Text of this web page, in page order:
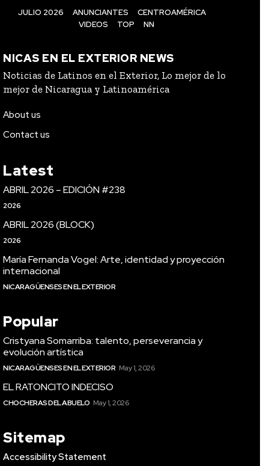
JULIO 2026 ANUNCIANTES
CENTROAMÉRICA
VIDEOS
TOP NN
NICAS EN EL EXTERIOR NEWS
Noticias de Latinos en el Exterior, Lo mejor de lo
mejor de Nicaragua y Latinoamérica
About us
Contact us
Latest
ABRIL 2026 – EDICIÓN #238
2026
ABRIL 2026 (BLOCK)
2026
María Fernanda Vogel: Arte, identidad y proyección
internacional
NICARAGÜENSES EN EL EXTERIOR
Popular
Cristyana Somarriba: talento, perseverancia y
evolución artística
NICARAGÜENSES EN EL EXTERIOR May 1, 2026
EL RATONCITO INDECISO
CHOCHERAS DEL ABUELO May 1, 2026
Sitemap
Accessibility Statement